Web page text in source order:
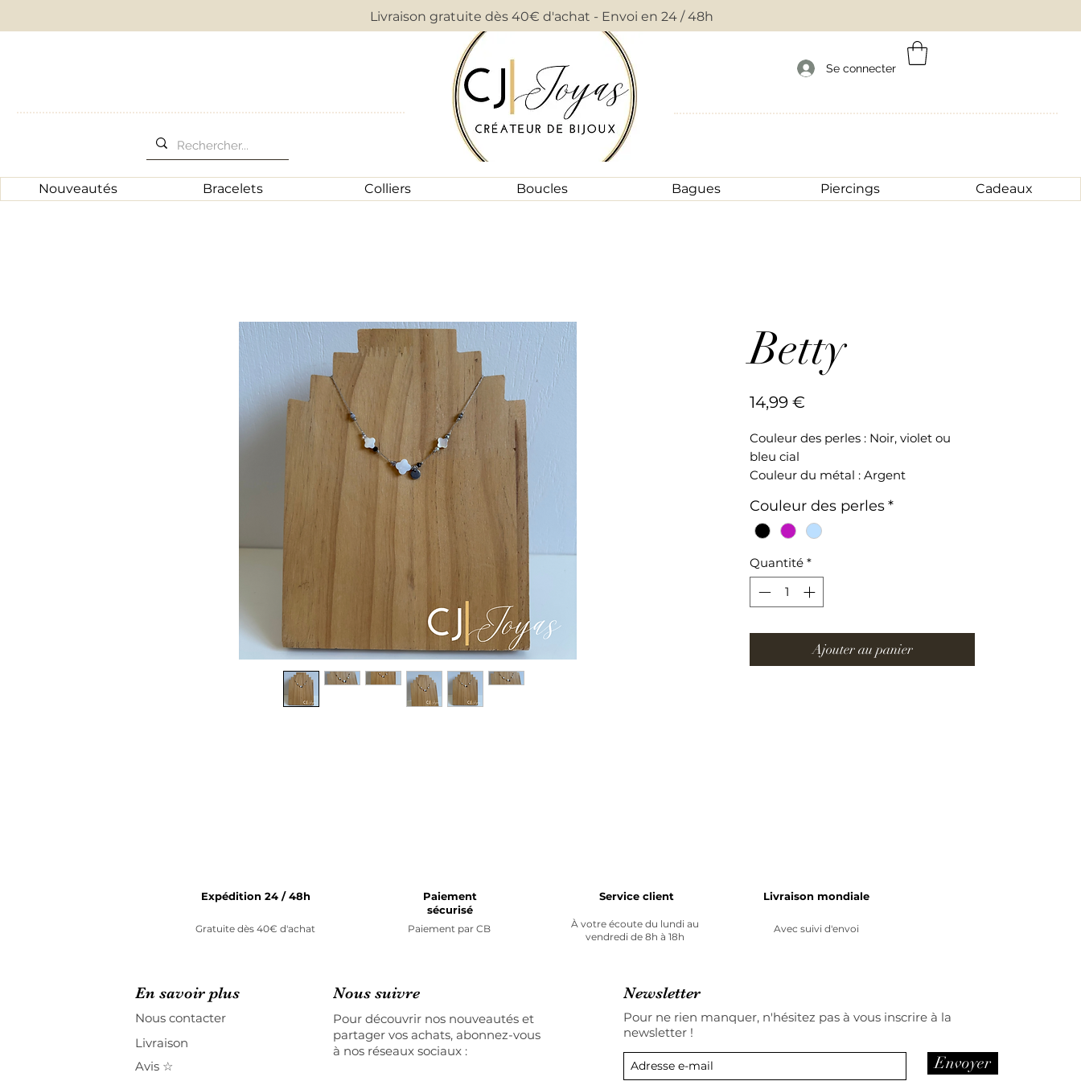
Livraison gratuite dès 40€ d'achat - Envoi en 24 / 48h
Se connecter
Nouveautés Bracelets Colliers Boucles Bagues Piercings Cadeaux
Betty
14,99 €
Couleur des perles : Noir, violet ou
bleu cial
Couleur du métal : Argent
Longueur du collier : 37 cm + 5 cm
(fermoir)
Collier ajustable en acier inoxydable
Couleur des perles*
Quantité *
Ajouter au panier
Expédition 24 / 48h
Gratuite dès 40€ d'achat
Paiement
sécurisé
Paiement par CB
Service client
À votre écoute du lundi au
vendredi de 8h à 18h
Livraison mondiale
Avec suivi d'envoi
En savoir plus
Nous contacter
Livraison
Avis ☆
Nous suivre
Pour découvrir nos nouveautés et
partager vos achats, abonnez-vous
à nos réseaux sociaux :
Newsletter
Pour ne rien manquer, n'hésitez pas à vous inscrire à la
newsletter !
Envoyer